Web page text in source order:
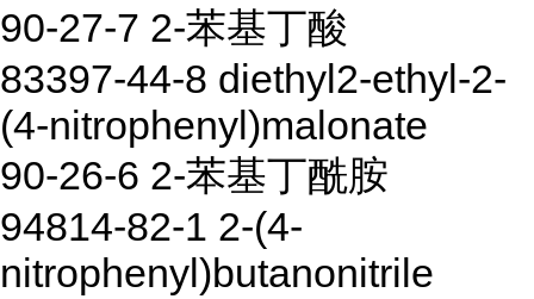
90-27-7 2-苯基丁酸
83397-44-8 diethyl2-ethyl-2-
(4-nitrophenyl)malonate
90-26-6 2-苯基丁酰胺
94814-82-1 2-(4-
nitrophenyl)butanonitrile